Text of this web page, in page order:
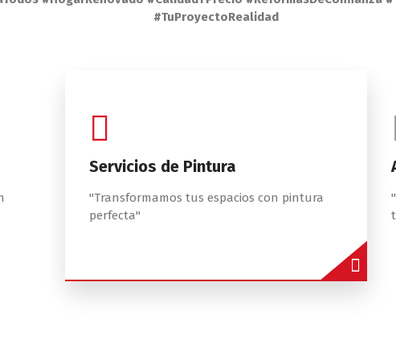
#TuProyectoRealidad
Servicios de Pintura
"Transformamos tus espacios con pintura
perfecta"